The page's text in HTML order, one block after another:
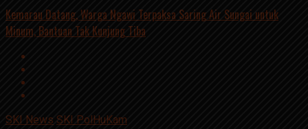
Kemarau Datang, Warga Ngawi Terpaksa Saring Air Sungai untuk
Minum, Bantuan Tak Kunjung Tiba
SKI News SKI PolHuKam